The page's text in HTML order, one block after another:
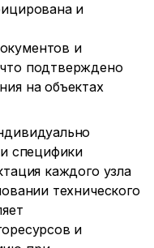
и
и
подтверждено
на объектах
специфики
каждого узла
технического
и